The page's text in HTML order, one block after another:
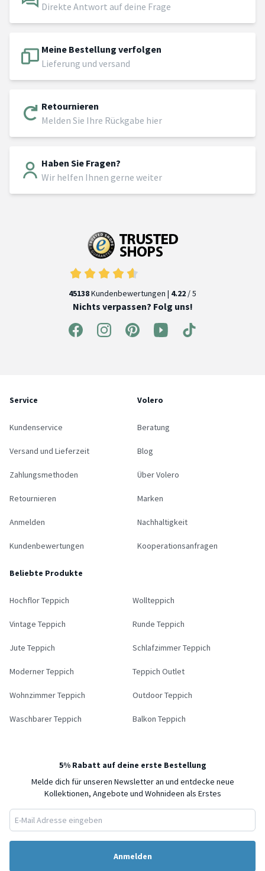
Direkte Antwort auf deine Frage
Meine Bestellung verfolgen
Lieferung und versand
Retournieren
Melden Sie Ihre Rückgabe hier
Haben Sie Fragen?
Wir helfen Ihnen gerne weiter
45138Kundenbewertungen | 4.22 / 5
Nichts verpassen? Folg uns!
Service
Kundenservice
Versand und Lieferzeit
Zahlungsmethoden
Retournieren
Anmelden
Kundenbewertungen
Volero
Beratung
Blog
Über Volero
Marken
Nachhaltigkeit
Kooperationsanfragen
Beliebte Produkte
Hochflor Teppich Wollteppich
Vintage Teppich Runde Teppich
Jute Teppich Schlafzimmer Teppich
Moderner Teppich Teppich Outlet
Wohnzimmer Teppich Outdoor Teppich
Waschbarer Teppich Balkon Teppich
5% Rabatt auf deine erste Bestellung
Melde dich für unseren Newsletter an und entdecke neue
Kollektionen, Angebote und Wohnideen als Erstes
Anmelden